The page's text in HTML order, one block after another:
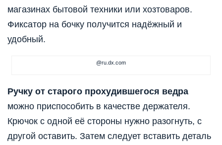
магазинах бытовой техники или хозтоваров.
Фиксатор на бочку получится надёжный и
удобный.
@ru.dx.com
Ручку от старого прохудившегося ведра
можно приспособить в качестве держателя.
Крючок с одной её стороны нужно разогнуть, с
другой оставить. Затем следует вставить деталь